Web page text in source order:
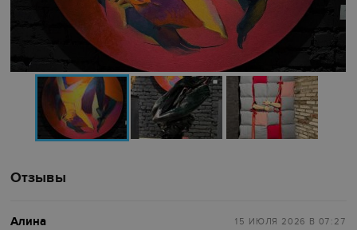
Отзывы
Алина 15 ИЮЛЯ 2026 В 07:27